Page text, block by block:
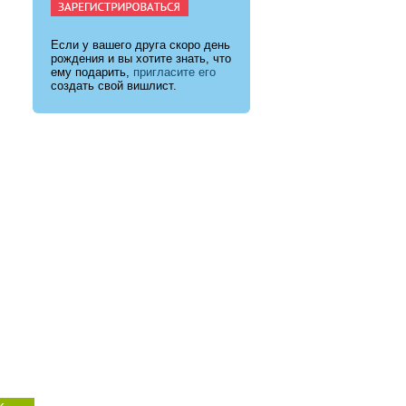
Если у вашего друга скоро день
рождения и вы хотите знать, что
ему подарить, пригласите его
создать свой вишлист.